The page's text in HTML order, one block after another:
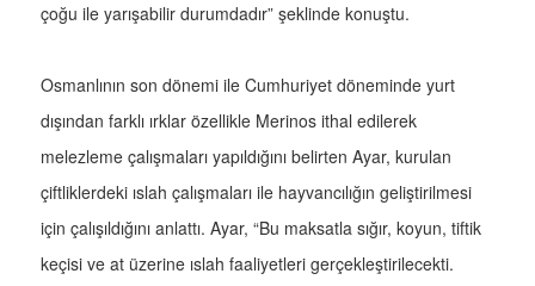
çoğu ile yarışabilir durumdadır” şeklinde konuştu.
Osmanlının son dönemi ile Cumhuriyet döneminde yurt
dışından farklı ırklar özellikle Merinos ithal edilerek
melezleme çalışmaları yapıldığını belirten Ayar, kurulan
çiftliklerdeki ıslah çalışmaları ile hayvancılığın geliştirilmesi
için çalışıldığını anlattı. Ayar, “Bu maksatla sığır, koyun, tiftik
keçisi ve at üzerine ıslah faaliyetleri gerçekleştirilecekti.